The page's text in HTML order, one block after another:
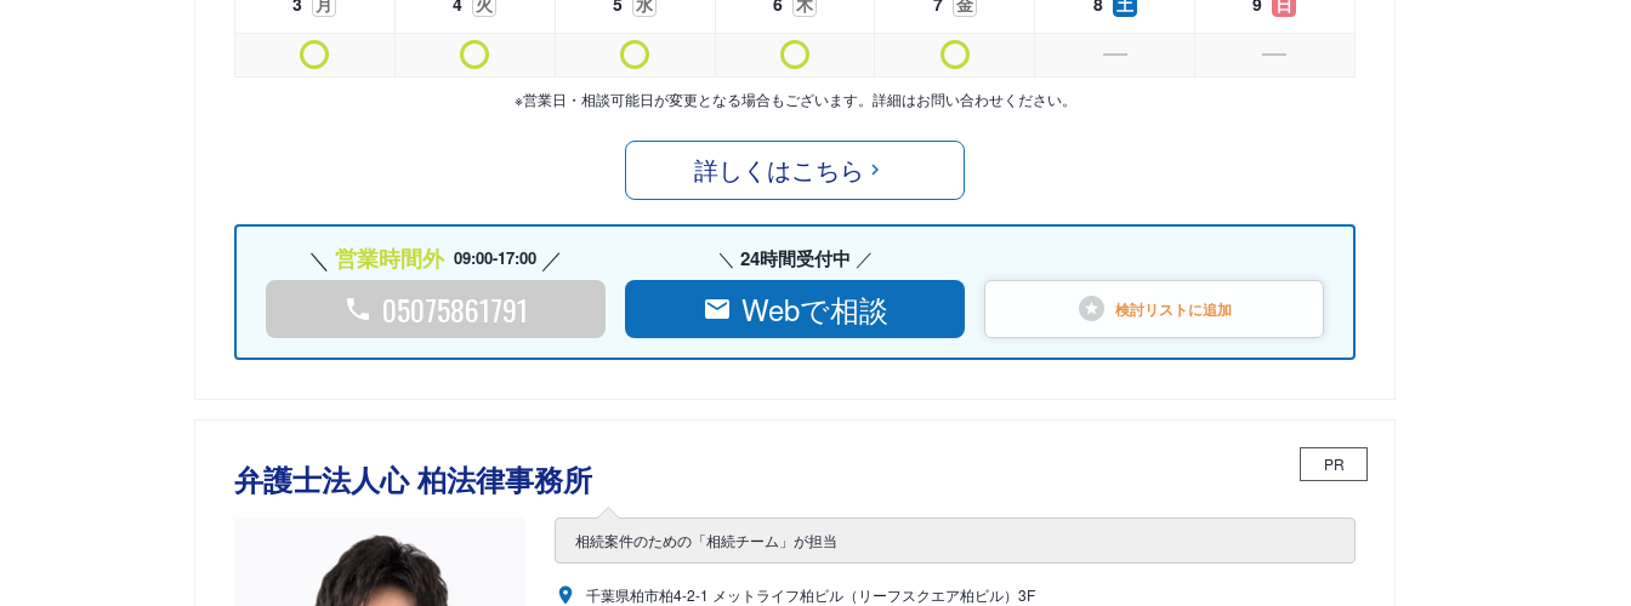
※営業日・相談可能日が変更となる場合もございます。詳細はお問い合わせください。
詳しくはこちら
営業時間外 09:00-17:00
05075861791
24時間受付中
Webで相談 検討リストに追加
弁護士法人心 柏法律事務所 PR
相続案件のための「相続チーム」が担当
千葉県柏市柏4-2-1 メットライフ柏ビル（リーフスクエア柏ビル）3F